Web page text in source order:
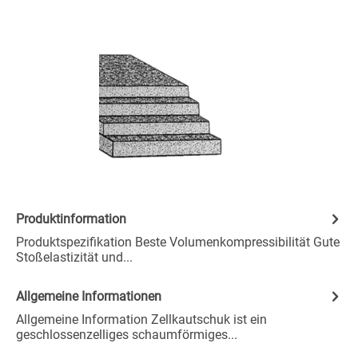
Produktinformation
Produktspezifikation Beste Volumenkompressibilität Gute
Stoßelastizität und...
Allgemeine Informationen
Allgemeine Information Zellkautschuk ist ein
geschlossenzelliges schaumförmiges...